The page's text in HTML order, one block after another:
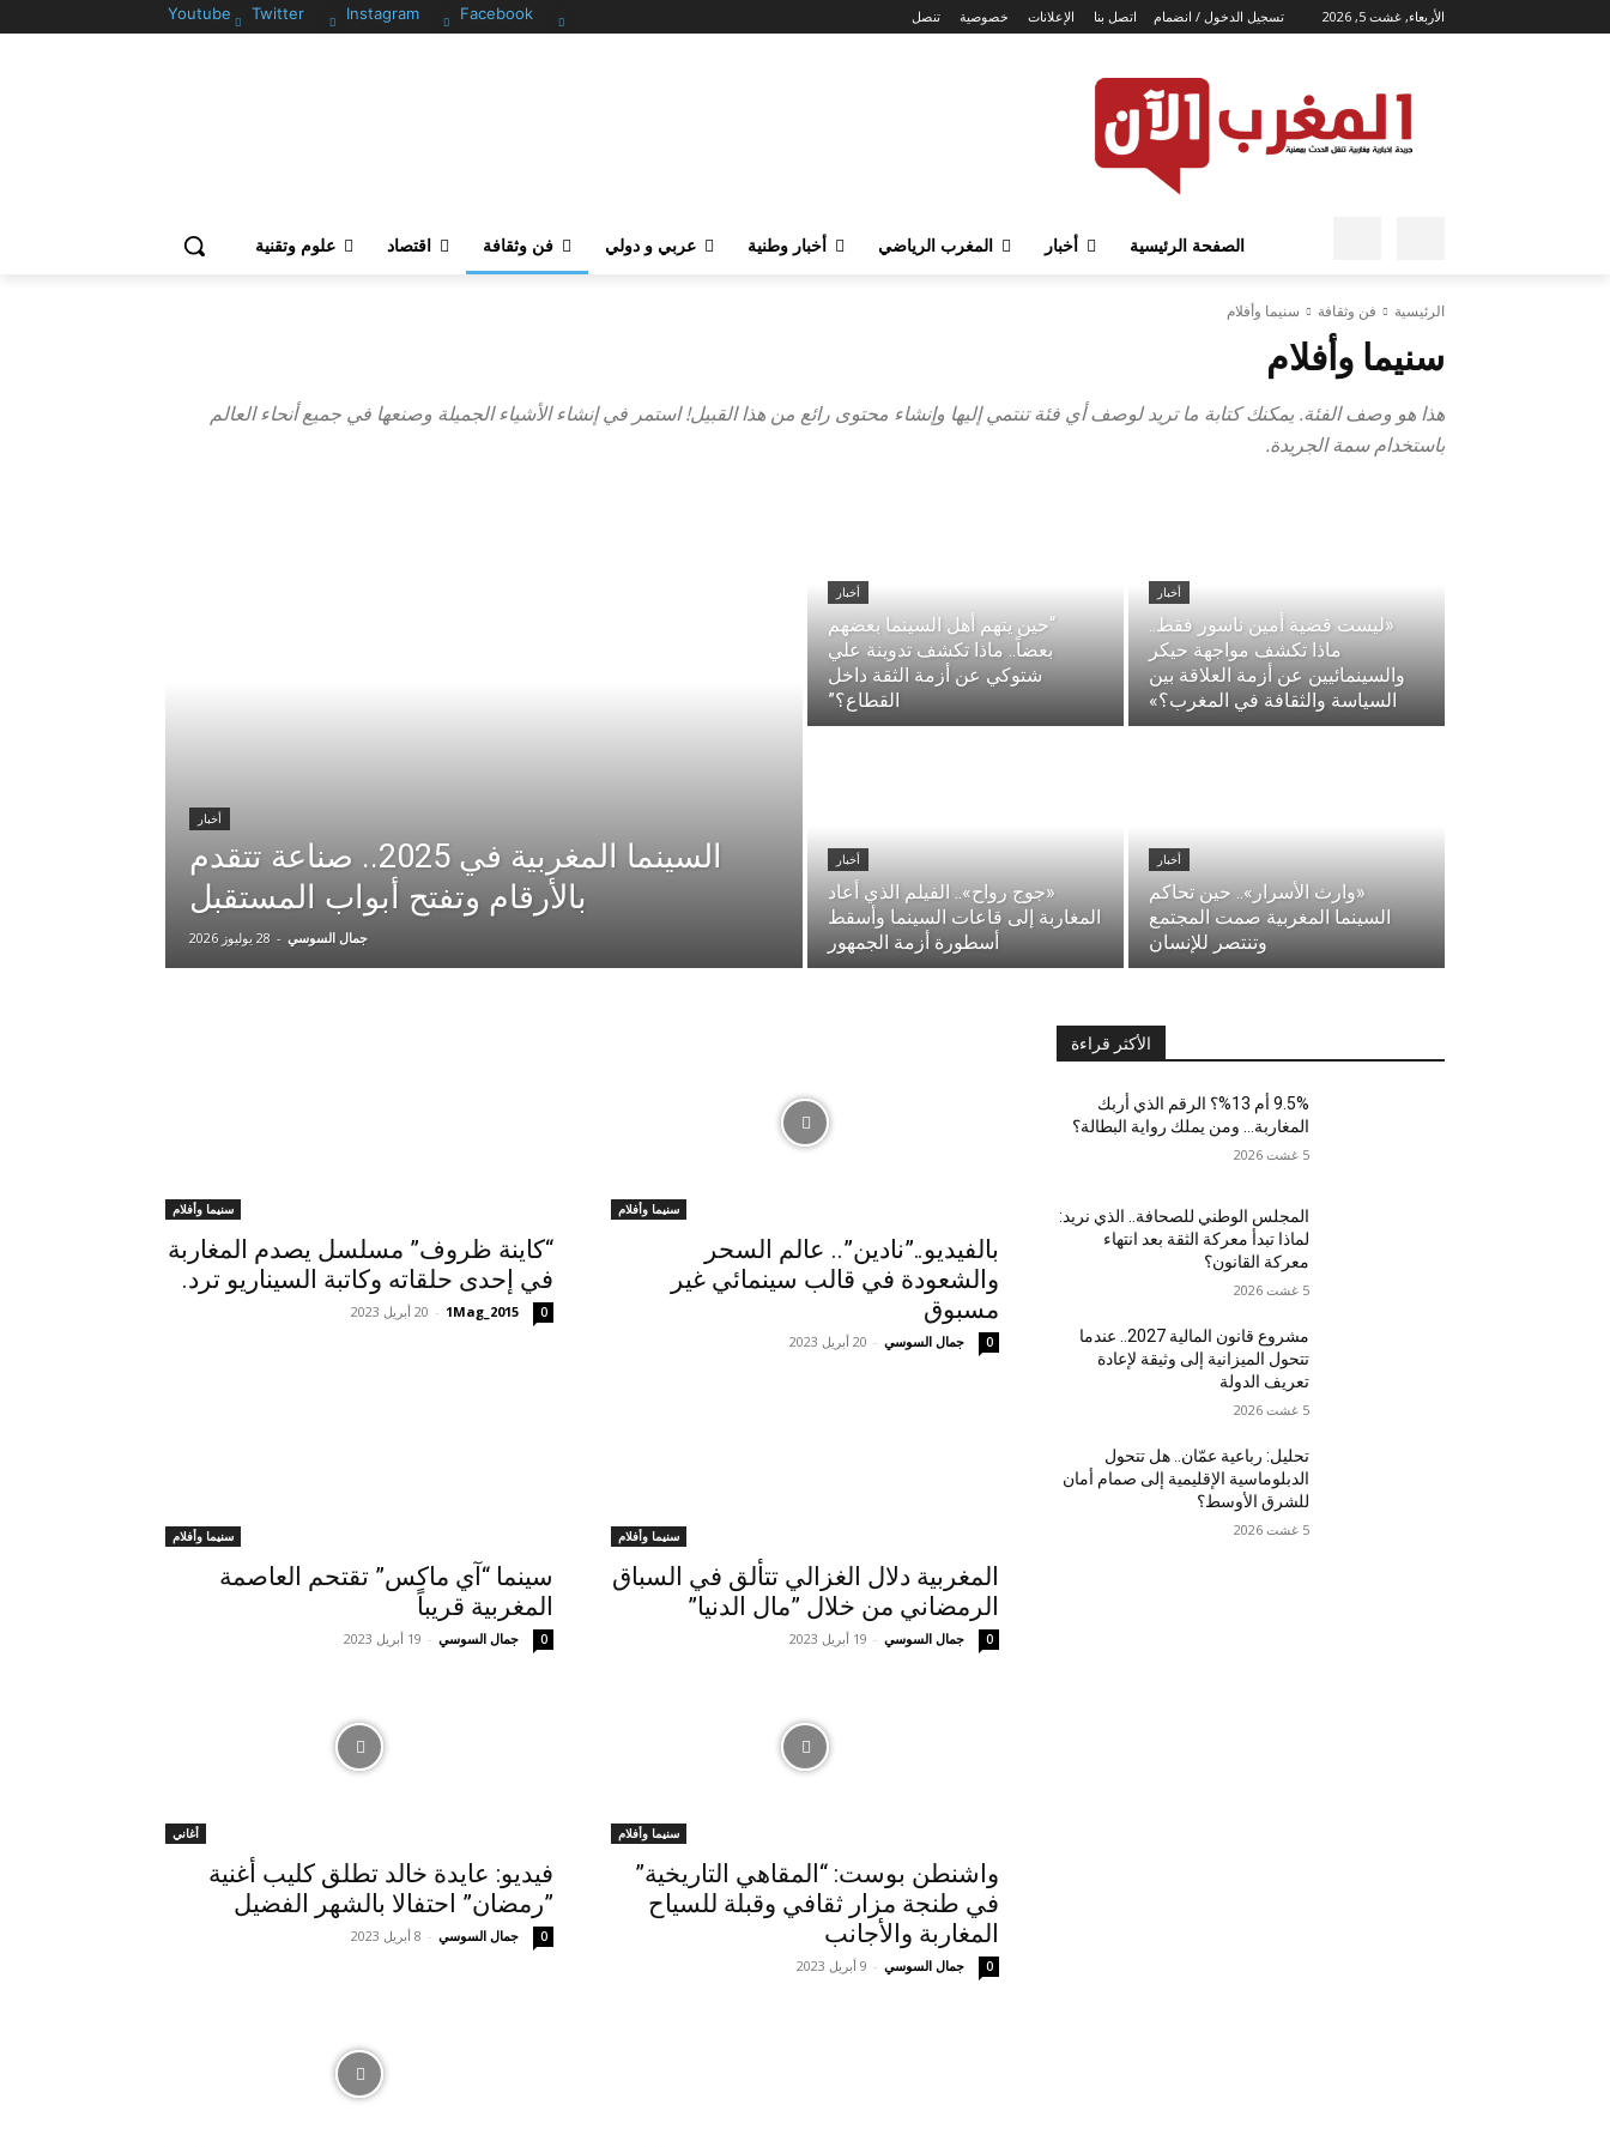
Facebook
Instagram
Twitter
Youtube الأربعاء, غشت 5, 2026 تسجيل الدخول / انضمام تنصل خصوصية الإعلانات اتصل بنا
الصفحة الرئيسية أخبار المغرب الرياضي أخبار وطنية عربي و دولي فن وثقافة اقتصاد علوم وتقنية
الرئيسية فن وثقافة سنيما وأفلام
سنيما وأفلام
هذا هو وصف الفئة. يمكنك كتابة ما تريد لوصف أي فئة تنتمي إليها وإنشاء محتوى رائع من هذا القبيل! استمر في إنشاء الأشياء الجميلة وصنعها في جميع أنحاء العالم
باستخدام سمة الجريدة.
أخبار
السينما المغربية في 2025.. صناعة تتقدم
بالأرقام وتفتح أبواب المستقبل
جمال السوسي - 28 يوليوز 2026
أخبار
“حين يتهم أهل السينما بعضهم
بعضاً.. ماذا تكشف تدوينة علي
شتوكي عن أزمة الثقة داخل
القطاع؟”
أخبار
«ليست قضية أمين ناسور فقط..
ماذا تكشف مواجهة حيكر
والسينمائيين عن أزمة العلاقة بين
السياسة والثقافة في المغرب؟»
أخبار
«جوج رواح».. الفيلم الذي أعاد
المغاربة إلى قاعات السينما وأسقط
أسطورة أزمة الجمهور
أخبار
«وارث الأسرار».. حين تحاكم
السينما المغربية صمت المجتمع
وتنتصر للإنسان
سنيما وأفلام
بالفيديو..”نادين”.. عالم السحر
والشعودة في قالب سينمائي غير
مسبوق
جمال السوسي - 20 أبريل 2023 0
سنيما وأفلام
“كاينة ظروف” مسلسل يصدم المغاربة
في إحدى حلقاته وكاتبة السيناريو ترد.
1Mag_2015
- 20 أبريل 2023 0
سنيما وأفلام
المغربية دلال الغزالي تتألق في السباق
الرمضاني من خلال ”مال الدنيا”
جمال السوسي - 19 أبريل 2023 0
سنيما وأفلام
سينما “آي ماكس” تقتحم العاصمة
المغربية قريباً
جمال السوسي - 19 أبريل 2023 0
سنيما وأفلام
واشنطن بوست: “المقاهي التاريخية”
في طنجة مزار ثقافي وقبلة للسياح
المغاربة والأجانب
جمال السوسي - 9 أبريل 2023 0
أغاني
فيديو: عايدة خالد تطلق كليب أغنية
”رمضان” احتفالا بالشهر الفضيل
جمال السوسي - 8 أبريل 2023 0
الأكثر قراءة
9.5% أم 13%؟ الرقم الذي أربك
المغاربة… ومن يملك رواية البطالة؟
5 غشت 2026
المجلس الوطني للصحافة.. الذي نريد:
لماذا تبدأ معركة الثقة بعد انتهاء
معركة القانون؟
5 غشت 2026
مشروع قانون المالية 2027.. عندما
تتحول الميزانية إلى وثيقة لإعادة
تعريف الدولة
5 غشت 2026
تحليل: رباعية عمّان.. هل تتحول
الدبلوماسية الإقليمية إلى صمام أمان
للشرق الأوسط؟
5 غشت 2026